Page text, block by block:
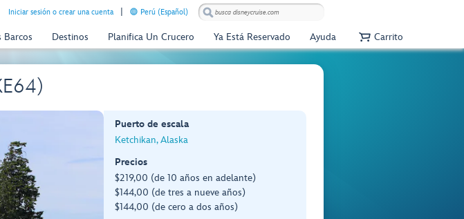
Iniciar sesión o crear una cuenta Perú (Español)
Barcos Destinos Planifica Un Crucero Ya Está Reservado Ayuda Carrito
Puerto de escala
Ketchikan, Alaska
Precios
$219,00 (de 10 años en adelante)
$144,00 (de tres a nueve años)
$144,00 (de cero a dos años)